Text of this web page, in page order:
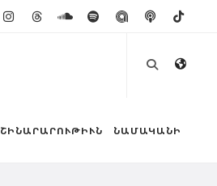
ՇԻՆԱՐԱՐՈՒԹԻՒՆ ՆԱՄԱԿԱՆԻ